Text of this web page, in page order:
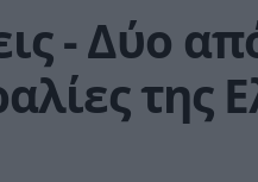
- Δύο
της